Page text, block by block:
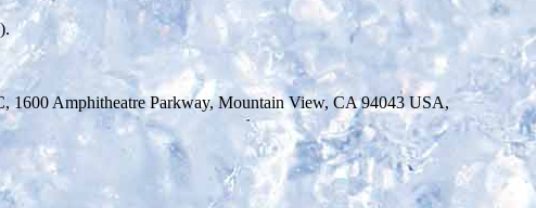
1600 Amphitheatre Parkway, Mountain View, CA 94043 USA,